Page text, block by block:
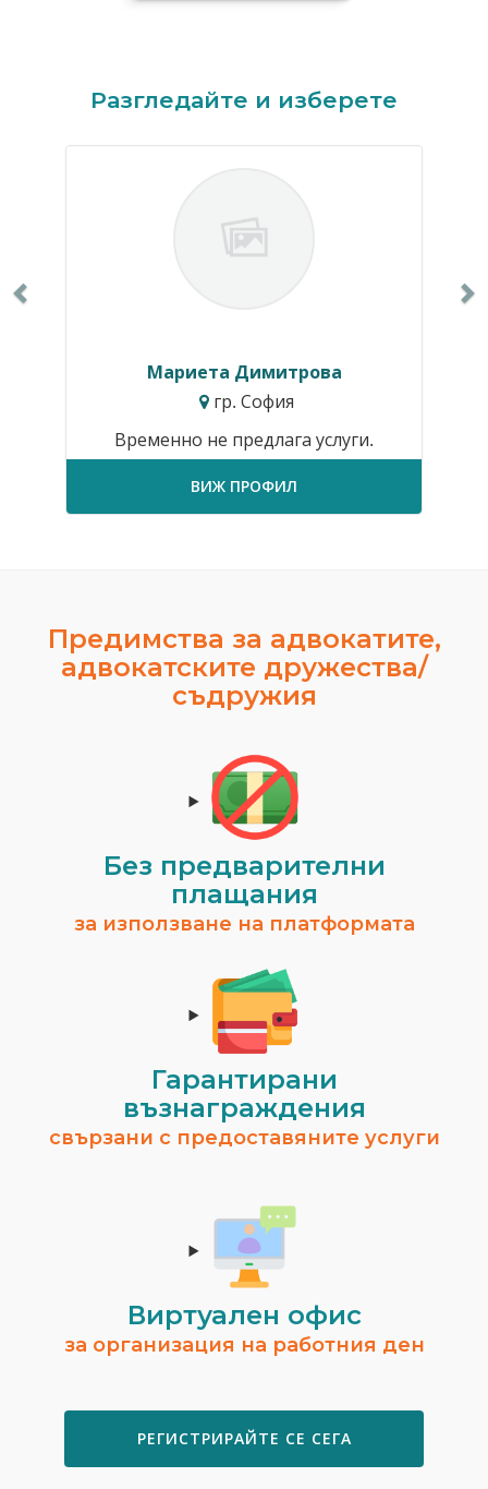
Разгледайте и изберете
Мариета Димитрова
гр. София
Временно не предлага услуги.
ВИЖ ПРОФИЛ
Предимства за адвокатите,
адвокатските дружества/
съдружия
Без предварителни
плащания
за използване на платформата
Гарантирани
възнаграждения
свързани с предоставяните услуги
Виртуален офис
за организация на работния ден
РЕГИСТРИРАЙТЕ СЕ СЕГА